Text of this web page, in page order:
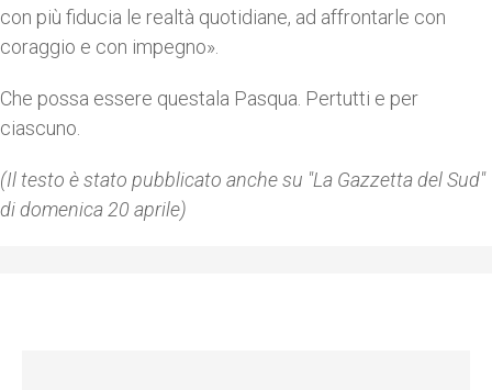
con più fiducia le realtà quotidiane, ad affrontarle con
coraggio e con impegno».
Che possa essere questala Pasqua. Pertutti e per
ciascuno.
(Il testo è stato pubblicato anche su "La Gazzetta del Sud"
di domenica 20 aprile)